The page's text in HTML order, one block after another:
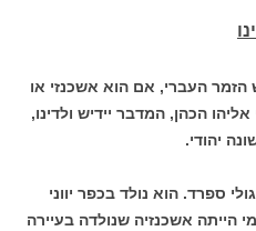
העברי, אם הוא אשכנזי או
הכהן, המדבר יידיש ולדינו,
יהודי.
ספרד. הוא נולד בכפר יווני
הייתה אשכנזיה שנולדה בעיירה